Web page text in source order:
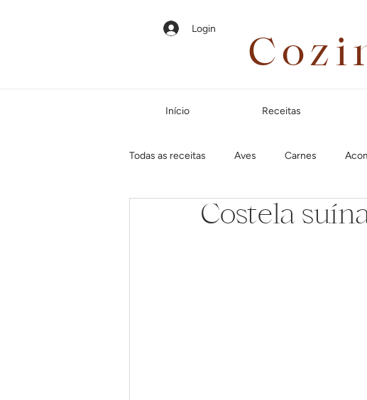
Login
Início Receitas
Todas as receitas Aves Carnes
Em até 35 minutos Páscoa Dias
Costela